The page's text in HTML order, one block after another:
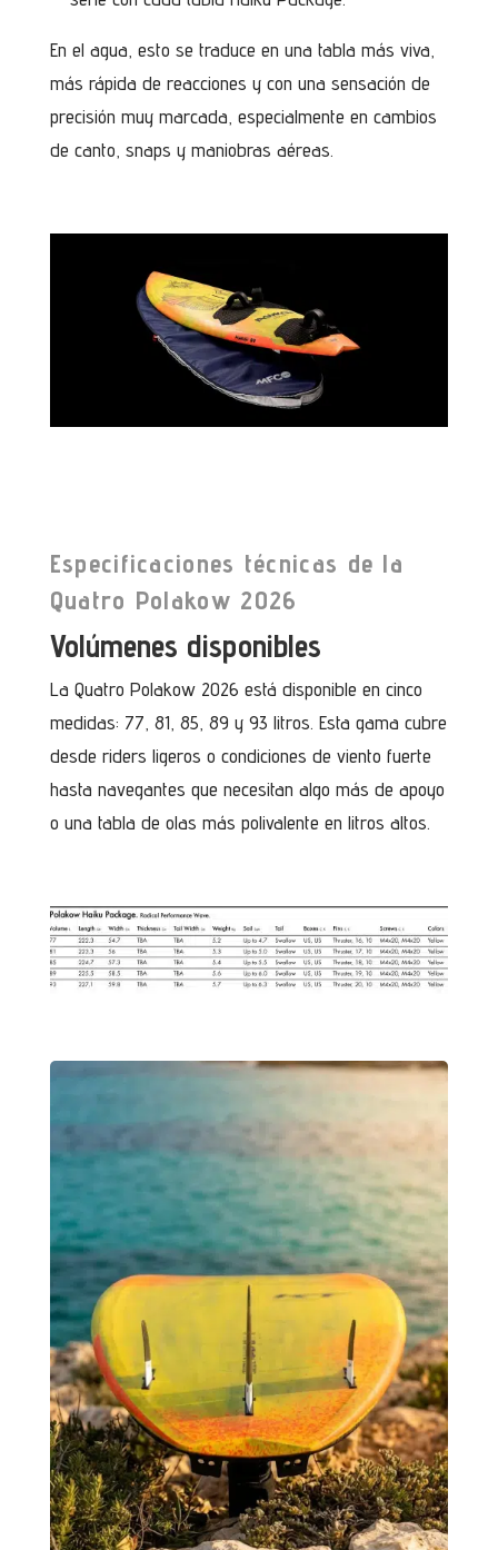
En el agua, esto se traduce en una tabla más viva,
más rápida de reacciones y con una sensación de
precisión muy marcada, especialmente en cambios
de canto, snaps y maniobras aéreas.
Especificaciones técnicas de la
Quatro Polakow 2026
Volúmenes disponibles
La Quatro Polakow 2026 está disponible en cinco
medidas: 77, 81, 85, 89 y 93 litros. Esta gama cubre
desde riders ligeros o condiciones de viento fuerte
hasta navegantes que necesitan algo más de apoyo
o una tabla de olas más polivalente en litros altos.